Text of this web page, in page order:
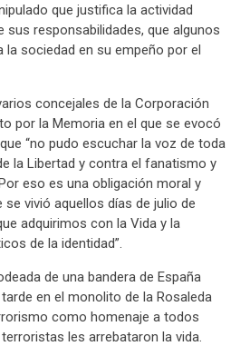
que justifica la actividad
sus responsabilidades, que algunos
la sociedad en su empeño por el
concejales de la Corporación
por la Memoria en el que se evocó
“no pudo escuchar la voz de toda
la Libertad y contra el fanatismo y
eso es una obligación moral y
vivió aquellos días de julio de
adquirimos con la Vida y la
de la identidad”.
de una bandera de España
en el monolito de la Rosaleda
como homenaje a todos
les arrebataron la vida.